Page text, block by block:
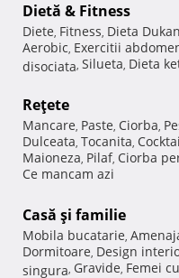
Dietă & Fitness
Diete, Fitness, Dieta Dukan
Aerobic, Exercitii
disociata, Silueta, Dieta
Reţete
Mancare, Paste, Ciorba,
Dulceata, Tocanita,
Maioneza, Pilaf, Ciorba
Ce mancam azi
Casă şi familie
Mobila bucatarie,
Dormitoare, Design
singura, Gravide, Femei